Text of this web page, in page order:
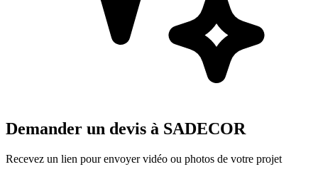
Demander un devis à SADECOR
Recevez un lien pour envoyer vidéo ou photos de votre projet